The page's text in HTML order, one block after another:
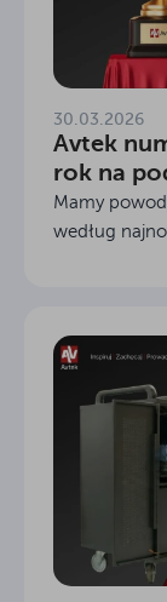
30.03.2026
Avtek
rok na
Mamy
według